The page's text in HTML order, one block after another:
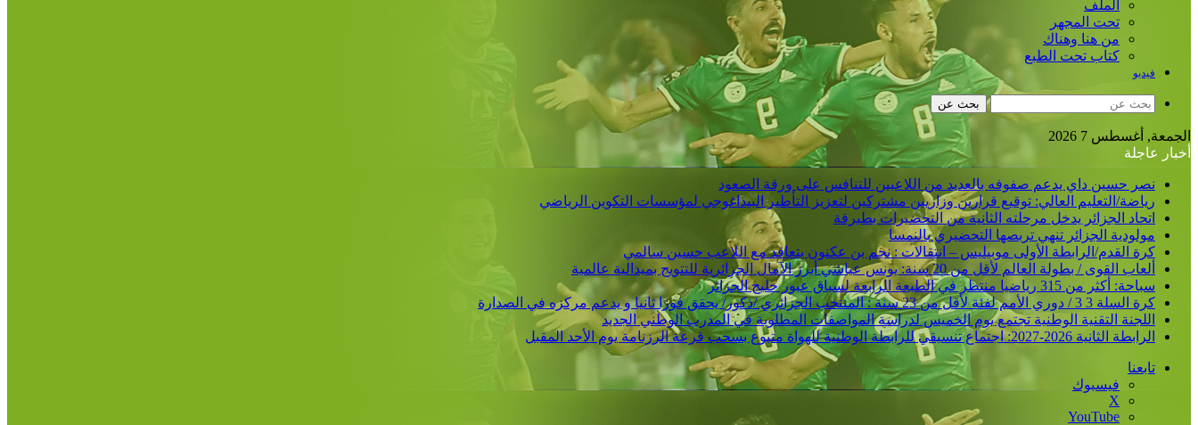
الملف
تحت المجهر
من هنا وهناك
كتاب تحت الطبع
فيديو
بحث عن
الجمعة, أغسطس 7 2026
أخبار عاجلة
نصر حسين داي يدعم صفوفه بالعديد من اللاعبين للتنافس على ورقة الصعود
رياضة/التعليم العالي: توقيع قرارين وزاريين مشتركين لتعزيز التأطير البيداغوجي لمؤسسات التكوين الرياضي
اتحاد الجزائر يدخل مرحلته الثانية من التحضيرات بطبرقة
مولودية الجزائر تنهي تربصها التحضيري بالنمسا
كرة القدم/الرابطة الأولى موبيليس – انتقالات : نجم بن عكنون يتعاقد مع اللاعب حسين سالمي
ألعاب القوى / بطولة العالم لأقل من 20 سنة: يونس عياشي أبرز الآمال الجزائرية للتتويج بميدالية عالمية
سباحة: أكثر من 315 رياضيا منتظر في الطبعة الرابعة لسباق عبور خليج الجزائر
كرة السلة 3 3 / دوري الأمم لفئة لأقل من 23 سنة : المنتخب الجزائري /ذكور/ يحقق فوزا ثانيا و يدعم مركزه في الصدارة
اللجنة التقنية الوطنية تجتمع يوم الخميس لدراسة المواصفات المطلوبة في المدرب الوطني الجديد
الرابطة الثانية 2026-2027: اجتماع تنسيقي للرابطة الوطنية للهواة متبوع بسحب قرعة الرزنامة يوم الأحد المقبل
تابعنا
فيسبوك
‫X
‫YouTube